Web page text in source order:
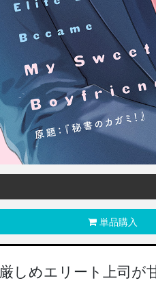
単品購入
厳しめエリート上司が